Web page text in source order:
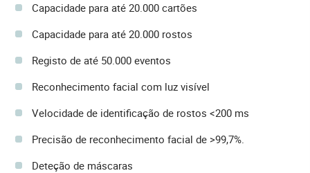
Capacidade para até 20.000 cartões
Capacidade para até 20.000 rostos
Registo de até 50.000 eventos
Reconhecimento facial com luz visível
Velocidade de identificação de rostos <200 ms
Precisão de reconhecimento facial de >99,7%.
Deteção de máscaras